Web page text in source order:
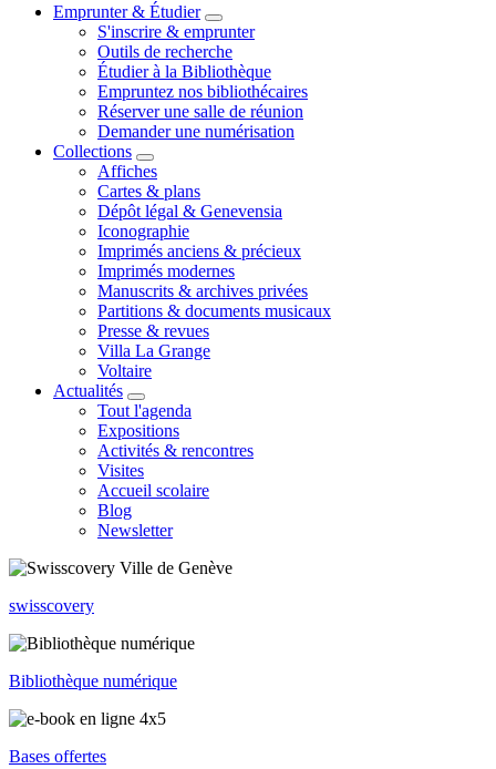
Emprunter & Étudier
S'inscrire & emprunter
Outils de recherche
Étudier à la Bibliothèque
Empruntez nos bibliothécaires
Réserver une salle de réunion
Demander une numérisation
Collections
Affiches
Cartes & plans
Dépôt légal & Genevensia
Iconographie
Imprimés anciens & précieux
Imprimés modernes
Manuscrits & archives privées
Partitions & documents musicaux
Presse & revues
Villa La Grange
Voltaire
Actualités
Tout l'agenda
Expositions
Activités & rencontres
Visites
Accueil scolaire
Blog
Newsletter
swisscovery
Bibliothèque numérique
Bases offertes